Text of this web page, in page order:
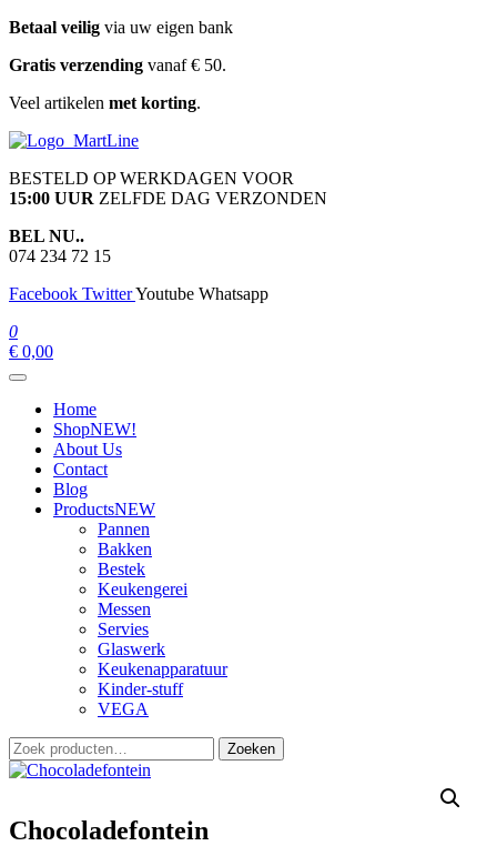
Ga
de
Betaal veilig via uw eigen bank
Gratis verzending vanaf € 50.
Veel artikelen met korting.
martline.nl
BESTELD OP WERKDAGEN VOOR
15:00 UUR ZELFDE DAG VERZONDEN
BEL NU..
074 234 72 15
Facebook TwitterYoutube Whatsapp
0
€ 0,00
Home
ShopNEW!
About Us
Contact
Blog
ProductsNEW
Pannen
Bakken
Bestek
Keukengerei
Messen
Servies
Glaswerk
Keukenapparatuur
Kinder-stuff
VEGA
Zoeken
naar:
Zoeken
Chocoladefontein